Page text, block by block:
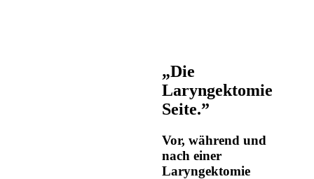
„Die
Laryngektomie
Seite.”
Vor, während und
nach einer
Laryngektomie